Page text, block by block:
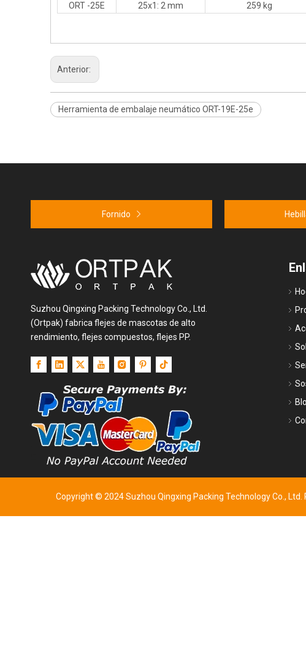
ORT -25E
25x1: 2 mm 259 kg
Anterior:
Herramienta de embalaje neumático ORT-19E-25e
Fornido
Suzhou Qingxing Packing Technology Co., Ltd.
(Ortpak) fabrica flejes de mascotas de alto
rendimiento, flejes compuestos, flejes PP.
Copyright © 2024 Suzhou Qingxing Packing Technology Co., Ltd.